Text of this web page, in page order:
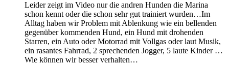
Leider zeigt im Video nur die andren Hunden die Marina
schon kennt oder die schon sehr gut trainiert wurden…Im
Alltag haben wir Problem mit Ablenkung wie ein bellenden
gegenüber kommenden Hund, ein Hund mit drohenden
Starren, ein Auto oder Motorrad mit Vollgas oder laut Musik,
ein rasantes Fahrrad, 2 sprechenden Jogger, 5 laute Kinder …
Wie können wir besser verhalten…